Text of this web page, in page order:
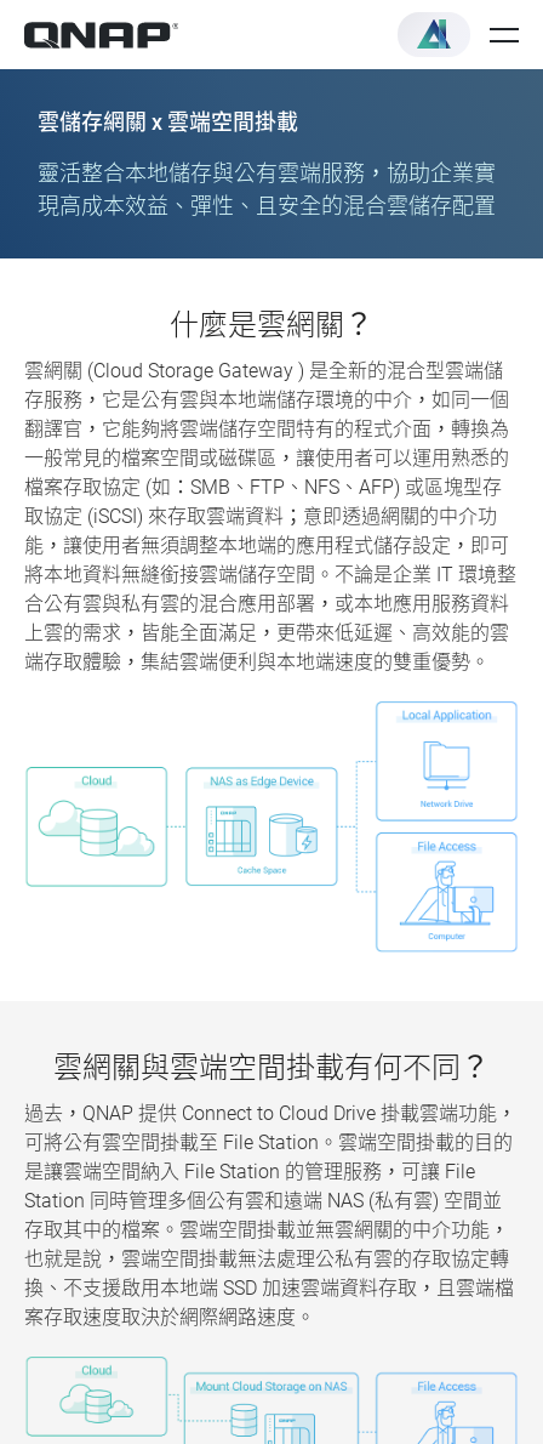
雲儲存網關 x 雲端空間掛載
靈活整合本地儲存與公有雲端服務，協助企業實
現高成本效益、彈性、且安全的混合雲儲存配置
什麼是雲網關？
雲網關 (Cloud Storage Gateway ) 是全新的混合型雲端儲
存服務，它是公有雲與本地端儲存環境的中介，如同一個
翻譯官，它能夠將雲端儲存空間特有的程式介面，轉換為
一般常見的檔案空間或磁碟區，讓使用者可以運用熟悉的
檔案存取協定 (如：SMB、FTP、NFS、AFP) 或區塊型存
取協定 (iSCSI) 來存取雲端資料；意即透過網關的中介功
能，讓使用者無須調整本地端的應用程式儲存設定，即可
將本地資料無縫銜接雲端儲存空間。不論是企業 IT 環境整
合公有雲與私有雲的混合應用部署，或本地應用服務資料
上雲的需求，皆能全面滿足，更帶來低延遲、高效能的雲
端存取體驗，集結雲端便利與本地端速度的雙重優勢。
雲網關與雲端空間掛載有何不同？
過去，QNAP 提供 Connect to Cloud Drive 掛載雲端功能，
可將公有雲空間掛載至 File Station。雲端空間掛載的目的
是讓雲端空間納入 File Station 的管理服務，可讓 File
Station 同時管理多個公有雲和遠端 NAS (私有雲) 空間並
存取其中的檔案。雲端空間掛載並無雲網關的中介功能，
也就是說，雲端空間掛載無法處理公私有雲的存取協定轉
換、不支援啟用本地端 SSD 加速雲端資料存取，且雲端檔
案存取速度取決於網際網路速度。